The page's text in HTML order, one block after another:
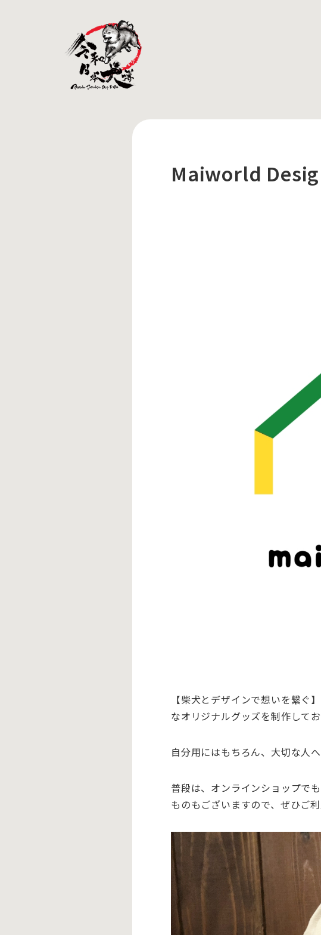
Maiworld
【柴犬とデザインで想いを繋ぐ
なオリジナルグッズを制作してお
自分用にはもちろん、 大切な人
普段は、 オンラインショップで
ものもございますので、 ぜひご